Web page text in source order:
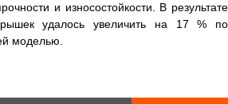
и износостойкости. В результате
удалось увеличить на 17 % по
моделью.